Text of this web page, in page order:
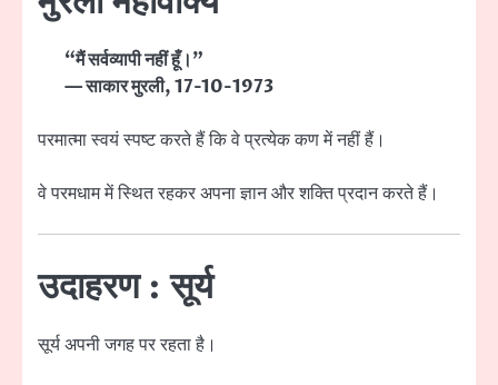
“मैं सर्वव्यापी नहीं हूँ।”
— साकार मुरली, 17-10-1973
परमात्मा स्वयं स्पष्ट करते हैं कि वे प्रत्येक कण में नहीं हैं।
वे परमधाम में स्थित रहकर अपना ज्ञान और शक्ति प्रदान करते हैं।
उदाहरण : सूर्य
सूर्य अपनी जगह पर रहता है।